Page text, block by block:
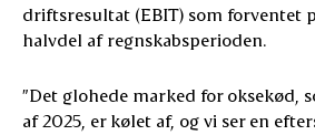
driftsresultat (EBIT) som forventet
halvdel af regnskabsperioden.
”Det glohede marked for oksekød,
af 2025, er kølet af, og vi ser en